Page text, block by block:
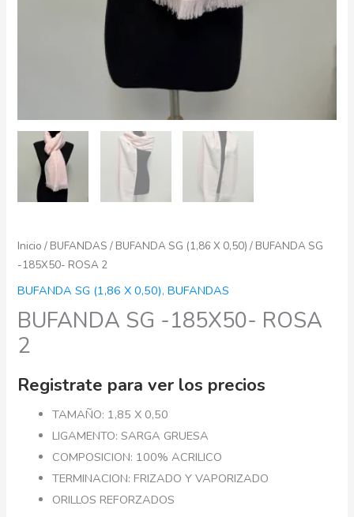
Inicio / BUFANDAS / BUFANDA SG (1,86 X 0,50) / BUFANDA SG
-185X50- ROSA 2
BUFANDA SG (1,86 X 0,50),BUFANDAS
BUFANDA SG -185X50- ROSA
2
Registrate para ver los precios
TAMAÑO: 1,85 X 0,50
LIGAMENTO: SARGA GRUESA
COMPOSICION: 100% ACRILICO
TERMINACION: FRIZADO Y VAPORIZADO
ORILLOS REFORZADOS